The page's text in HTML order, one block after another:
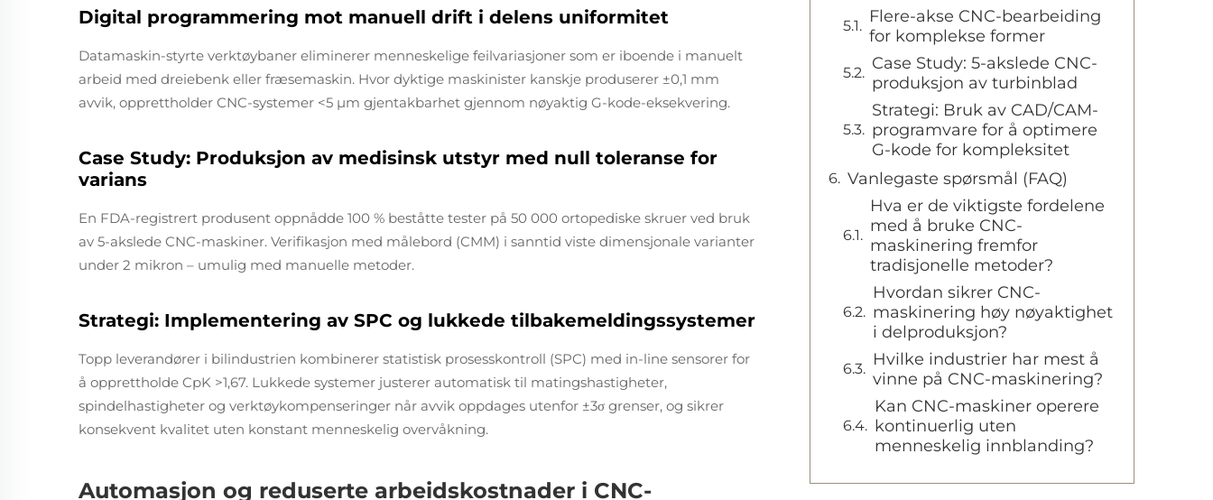
Digital programmering mot manuell drift i delens uniformitet
Datamaskin-styrte verktøybaner eliminerer menneskelige feilvariasjoner som er iboende i manuelt
arbeid med dreiebenk eller fræsemaskin. Hvor dyktige maskinister kanskje produserer ±0,1 mm
avvik, opprettholder CNC-systemer <5 μm gjentakbarhet gjennom nøyaktig G-kode-eksekvering.
Case Study: Produksjon av medisinsk utstyr med null toleranse for
varians
En FDA-registrert produsent oppnådde 100 % beståtte tester på 50 000 ortopediske skruer ved bruk
av 5-akslede CNC-maskiner. Verifikasjon med målebord (CMM) i sanntid viste dimensjonale varianter
under 2 mikron – umulig med manuelle metoder.
Strategi: Implementering av SPC og lukkede tilbakemeldingssystemer
Topp leverandører i bilindustrien kombinerer statistisk prosesskontroll (SPC) med in-line sensorer for
å opprettholde CpK >1,67. Lukkede systemer justerer automatisk til matingshastigheter,
spindelhastigheter og verktøykompenseringer når avvik oppdages utenfor ±3σ grenser, og sikrer
konsekvent kvalitet uten konstant menneskelig overvåkning.
Automasjon og reduserte arbeidskostnader i CNC-
Flere-akse CNC-bearbeiding
for komplekse former
Case Study: 5-akslede CNC-
produksjon av turbinblad
Strategi: Bruk av CAD/CAM-
programvare for å optimere
G-kode for kompleksitet
Vanlegaste spørsmål (FAQ)
Hva er de viktigste fordelene
med å bruke CNC-
maskinering fremfor
tradisjonelle metoder?
Hvordan sikrer CNC-
maskinering høy nøyaktighet
i delproduksjon?
Hvilke industrier har mest å
vinne på CNC-maskinering?
Kan CNC-maskiner operere
kontinuerlig uten
menneskelig innblanding?